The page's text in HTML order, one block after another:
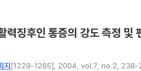
력징후인 통증의 강도 측정 및
지[1229-1285], 2004, vol.7, no.2, 238-